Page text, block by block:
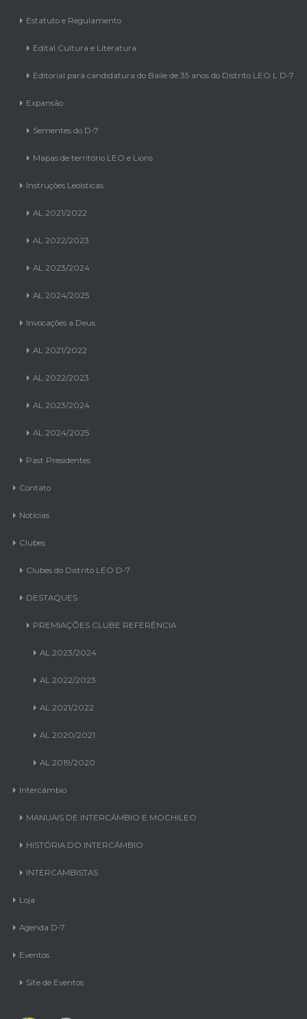
Estatuto e Regulamento
Edital Cultura e Literatura
Editorial para candidatura do Baile de 35 anos do Distrito LEO L D-7
Expansão
Sementes do D-7
Mapas de território LEO e Lions
Instruções Leoísticas
AL 2021/2022
AL 2022/2023
AL 2023/2024
AL 2024/2025
Invocações a Deus
AL 2021/2022
AL 2022/2023
AL 2023/2024
AL 2024/2025
Past Presidentes
Contato
Notícias
Clubes
Clubes do Distrito LEO D-7
DESTAQUES
PREMIAÇÕES CLUBE REFERÊNCIA
AL 2023/2024
AL 2022/2023
AL 2021/2022
AL 2020/2021
AL 2019/2020
Intercâmbio
MANUAIS DE INTERCÂMBIO E MOCHILEO
HISTÓRIA DO INTERCÂMBIO
INTERCAMBISTAS
Loja
Agenda D-7
Eventos
Site de Eventos